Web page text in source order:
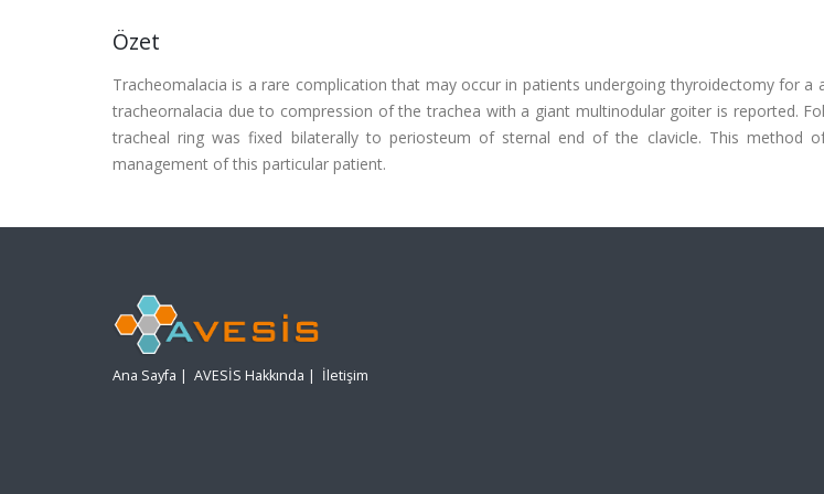
Özet
Tracheomalacia is a rare complication that may occur in patients undergoing thyroidectomy for a
tracheornalacia due to compression of the trachea with a giant multinodular goiter is reported.
tracheal ring was fixed bilaterally to periosteum of sternal end of the clavicle. This method
management of this particular patient.
Ana Sayfa | AVESİS Hakkında | İletişim